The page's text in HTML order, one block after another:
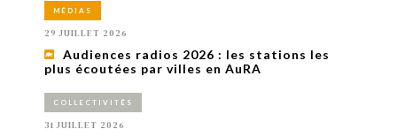
MÉDIAS
29 JUILLET 2026
Audiences radios 2026 : les stations les
plus écoutées par villes en AuRA
COLLECTIVITÉS
31 JUILLET 2026